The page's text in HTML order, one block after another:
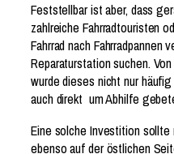
Feststellbar ist aber, dass
zahlreiche Fahrradtouristen
Fahrrad nach Fahrradpannen
Reparaturstation suchen.
wurde dieses nicht nur
auch direkt um Abhilfe
Eine solche Investition sollte
ebenso auf der östlichen